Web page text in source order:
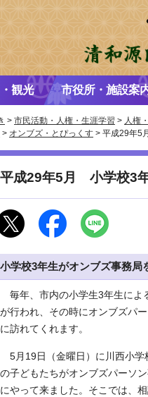
観光 市役所・施設案
> 市民活動・人権・生涯学習 > 人権
> オンブズ・とぴっくす > 平成29年5
平成29年5月 小学校3
小学校3年生がオンブズ事務局
毎年、市内の小学生3年生によ
が行われ、その時にオンブズパ
に訪れてくれます。
5月19日（金曜日）に川西小学
の子どもたちがオンブズパーソ
にやって来ました。そこでは、